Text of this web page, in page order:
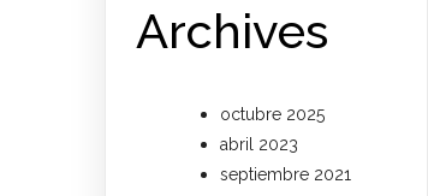
Archives
octubre 2025
abril 2023
septiembre 2021